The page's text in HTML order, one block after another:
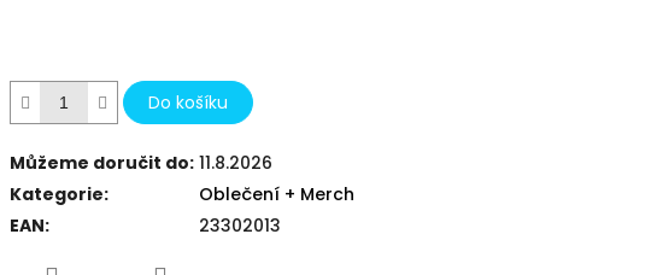
Do košíku
Můžeme doručit do: 11.8.2026
Kategorie:
Oblečení + Merch
EAN: 23302013